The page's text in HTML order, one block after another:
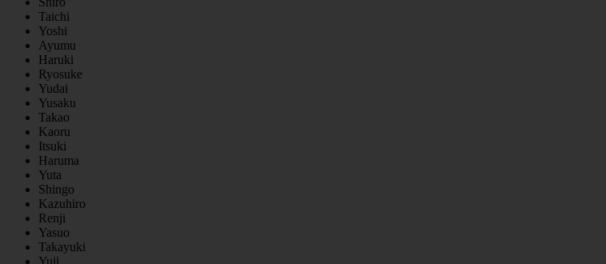
Taichi
Yoshi
Ayumu
Haruki
Ryosuke
Yudai
Yusaku
Takao
Kaoru
Itsuki
Haruma
Yuta
Shingo
Kazuhiro
Renji
Yasuo
Takayuki